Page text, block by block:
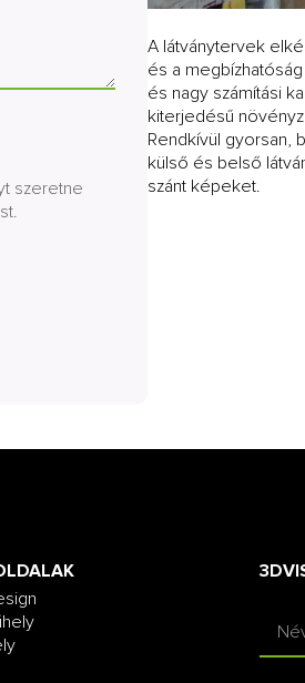
szeretne
A látványtervek
és a
és nagy számítási
kiterjedésű
Rendkívül gyorsan,
külső és belső
szánt képeket.